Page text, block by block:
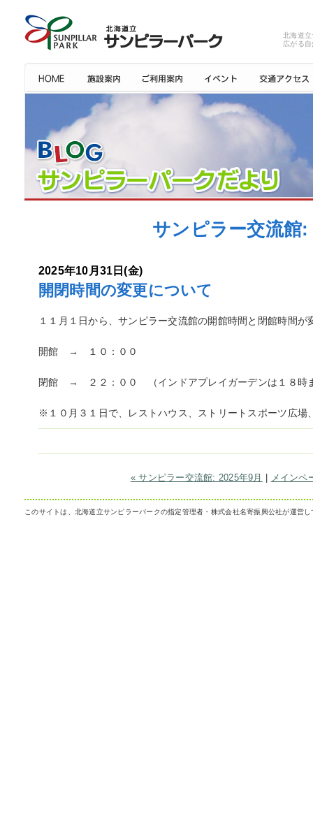
北海道
広がる
サンピラー交流館
2025年10月31日(金)
開閉時間の変更について
１１月１日から、サンピラー交流館の開館時間と閉館時間が
開館 → １０：００
閉館 → ２２：００ （インドアプレイガーデンは１８時
※１０月３１日で、レストハウス、ストリートスポーツ広場
« サンピラー交流館: 2025年9月 メインペ
このサイトは、北海道立サンピラーパークの指定管理者・株式会社名寄振興公社が運営